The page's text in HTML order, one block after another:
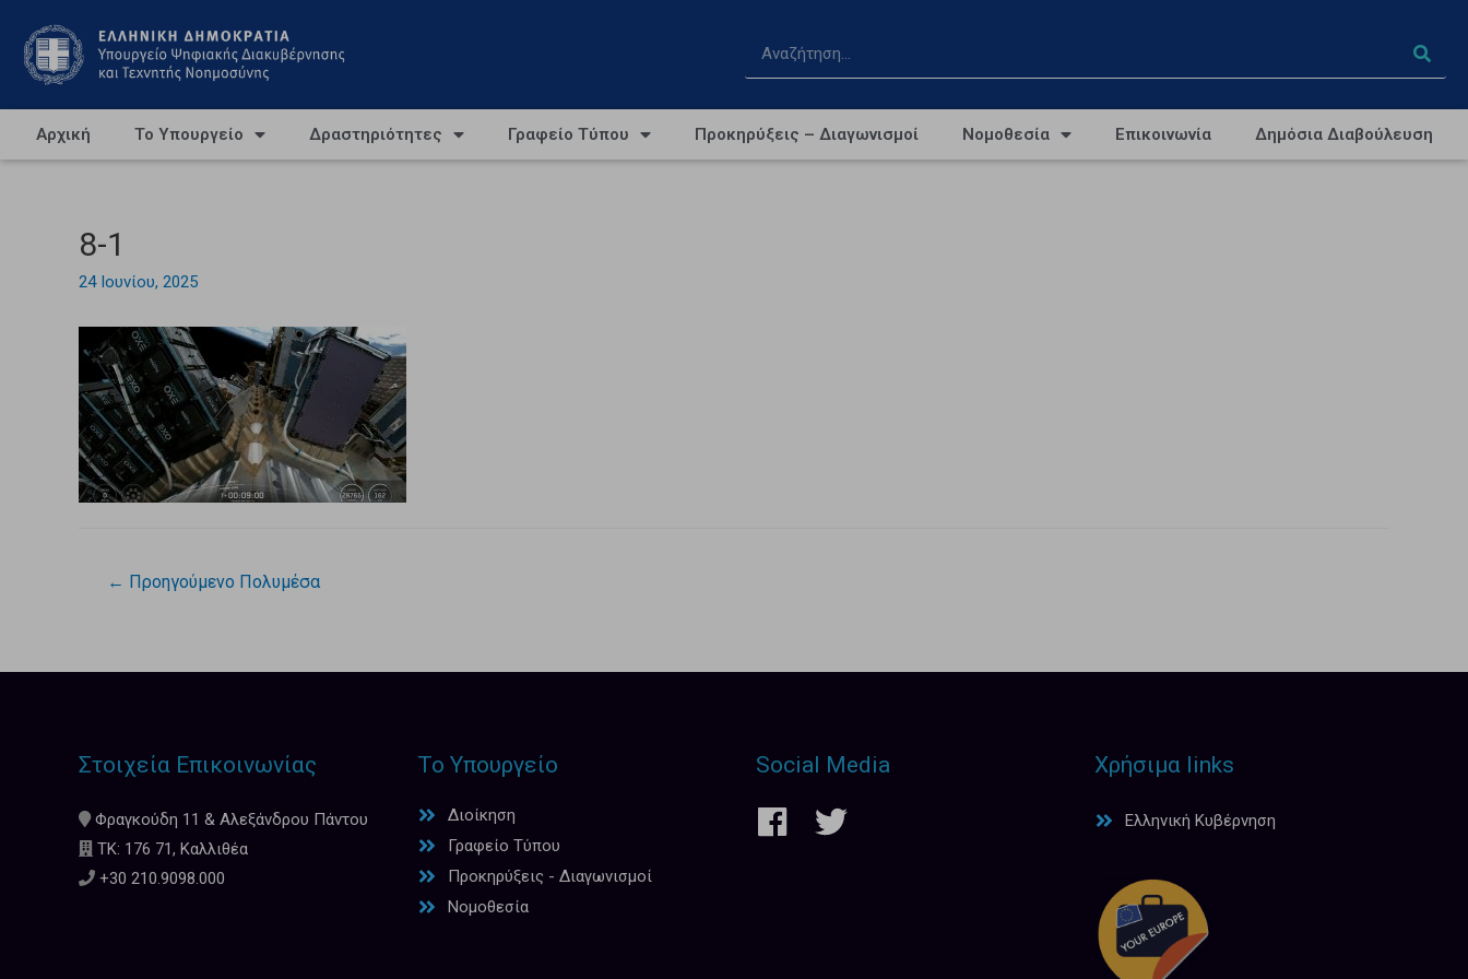
Αρχική Το Υπουργείο Δραστηριότητες Γραφείο Τύπου Προκηρύξεις – Διαγωνισμοί Νομοθεσία Επικοινωνία Δημόσια Διαβούλευση
8-1
24 Ιουνίου, 2025
← Προηγούμενο Πολυμέσα
Στοιχεία Επικοινωνίας
Φραγκούδη 11 & Αλεξάνδρου Πάντου
ΤΚ: 176 71, Καλλιθέα
+30 210.9098.000
Το Υπουργείο
Διοίκηση
Γραφείο Τύπου
Προκηρύξεις - Διαγωνισμοί
Νομοθεσία
Social Media Χρήσιμα links
Ελληνική Κυβέρνηση